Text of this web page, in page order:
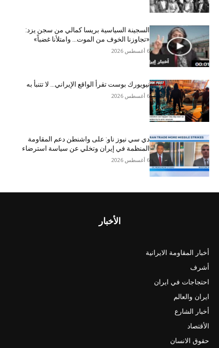
السجينة السياسية بريسا كمالي من سجن يزد:
«تجاوزنا الخوف من الموت… وامتلأنا غضباً»
6 أغسطس 2026
نيويورك بوست تقرأ الواقع الإيراني… لا تتنبأ به
6 أغسطس 2026
دي سي نيوز ناو: على واشنطن دعم المقاومة
المنظمة في إيران وتخلي عن سياسة استرضاء
6 أغسطس 2026
الأخبار
أخبار المقاومة الايرانية
أشرف
احتجاجات في ايران
ايران والعالم
أخبار الشارع
الأقتصاد
حقوق الانسان